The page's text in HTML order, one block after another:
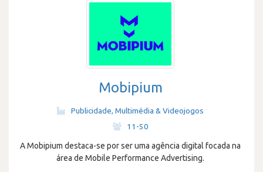
Mobipium
Publicidade, Multimédia & Videojogos
11-50
A Mobipium destaca-se por ser uma agência digital focada na
área de Mobile Performance Advertising.